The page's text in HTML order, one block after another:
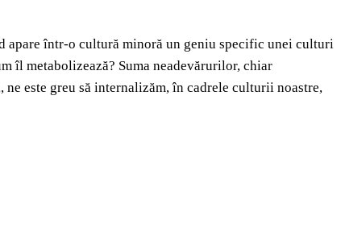
apare într-o cultură minoră un geniu specific unei culturi
îl metabolizează? Suma neadevărurilor, chiar
este greu să internalizăm, în cadrele culturii noastre,